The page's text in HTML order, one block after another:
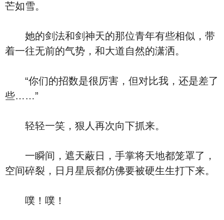
芒如雪。
她的剑法和剑神天的那位青年有些相似，带
着一往无前的气势，和大道自然的潇洒。
“你们的招数是很厉害，但对比我，还是差了
些……”
轻轻一笑，狠人再次向下抓来。
一瞬间，遮天蔽日，手掌将天地都笼罩了，
空间碎裂，日月星辰都仿佛要被硬生生打下来。
噗！噗！